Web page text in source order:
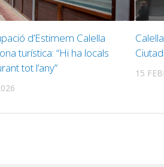
d’Estimem Calella
turística: “Hi ha locals
tot l’any”
15